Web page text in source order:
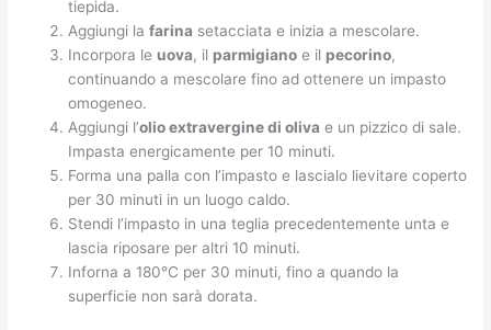
tiepida.
Aggiungi lafarina setacciata e inizia a mescolare.
Incorpora le uova, il parmigiano e il pecorino,
continuando a mescolare fino ad ottenere un impasto
omogeneo.
Aggiungi l’olio extravergine di oliva e un pizzico di sale.
Impasta energicamente per 10 minuti.
Forma una palla con l’impasto e lascialo lievitare coperto
per 30 minuti in un luogo caldo.
Stendi l’impasto in una teglia precedentemente unta e
lascia riposare per altri 10 minuti.
Inforna a 180°C per 30 minuti, fino a quando la
superficie non sarà dorata.